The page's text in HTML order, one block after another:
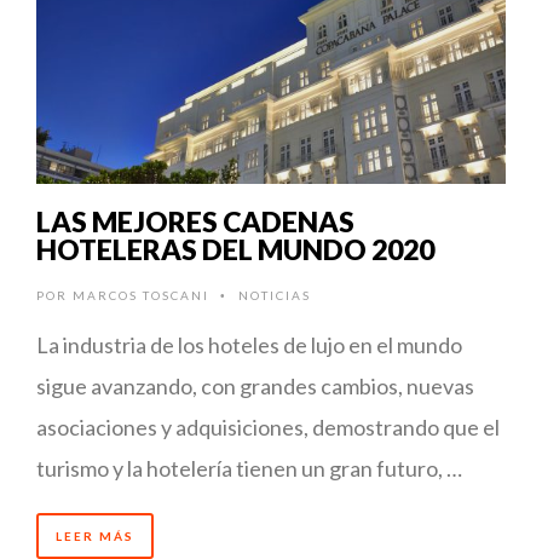
LAS MEJORES CADENAS
HOTELERAS DEL MUNDO 2020
POR MARCOS TOSCANI • NOTICIAS
La industria de los hoteles de lujo en el mundo
sigue avanzando, con grandes cambios, nuevas
asociaciones y adquisiciones, demostrando que el
turismo y la hotelería tienen un gran futuro, …
LEER MÁS